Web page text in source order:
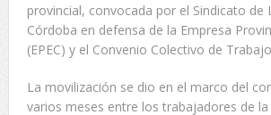
provincial, convocada por el Sindicato de
Córdoba en defensa de la Empresa
(EPEC) y el Convenio Colectivo de
La movilización se dio en el marco del
varios meses entre los trabajadores de la